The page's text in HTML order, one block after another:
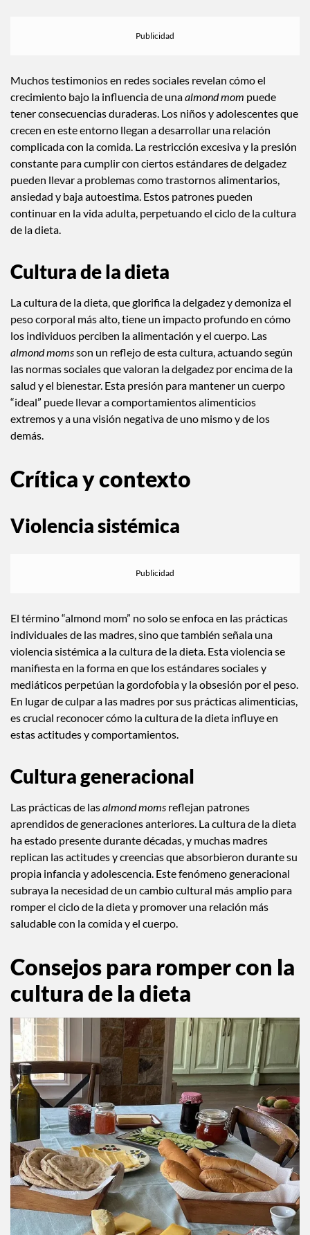
Muchos testimonios en redes sociales revelan cómo el
crecimiento bajo la influencia de unaalmond mompuede
tener consecuencias duraderas. Los niños y adolescentes que
crecen en este entorno llegan a desarrollar una relación
complicada con la comida. La restricción excesiva y la presión
constante para cumplir con ciertos estándares de delgadez
pueden llevar a problemas como trastornos alimentarios,
ansiedad y baja autoestima. Estos patrones pueden
continuar en la vida adulta, perpetuando el ciclo de la cultura
Cultura de la dieta
La cultura de la dieta, que glorifica la delgadez y demoniza el
peso corporal más alto, tiene un impacto profundo en cómo
los individuos perciben la alimentación y el cuerpo. Las
almond momsson un reflejo de esta cultura, actuando según
las normas sociales que valoran la delgadez por encima de la
salud y el bienestar. Esta presión para mantener un cuerpo
“ideal” puede llevar a comportamientos alimenticios
extremos y a una visión negativa de uno mismo y de los
Crítica y contexto
Violencia sistémica
El término “almond mom” no solo se enfoca en las prácticas
individuales de las madres, sino que también señala una
violencia sistémica a la cultura de la dieta. Esta violencia se
manifiesta en la forma en que los estándares sociales y
mediáticos perpetúan la gordofobia y la obsesión por el peso.
En lugar de culpar a las madres por sus prácticas alimenticias,
es crucial reconocer cómo la cultura de la dieta influye en
Cultura generacional
Las prácticas de lasalmond momsreflejan patrones
aprendidos de generaciones anteriores. La cultura de la dieta
ha estado presente durante décadas, y muchas madres
replican las actitudes y creencias que absorbieron durante su
propia infancia y adolescencia. Este fenómeno generacional
subraya la necesidad de un cambio cultural más amplio para
romper el ciclo de la dieta y promover una relación más
Consejos para romper con la
cultura de la dieta